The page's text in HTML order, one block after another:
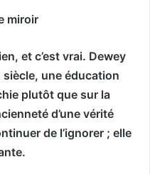
miroir
et c’est vrai. Dewey
siècle, une éducation
plutôt que sur la
d’une vérité
de l’ignorer ; elle